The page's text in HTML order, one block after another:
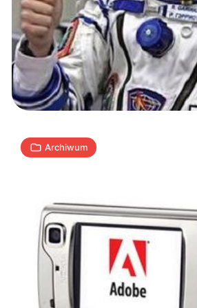
Archiwum
otwarty
Steve’a
Jobsa
w
sprawie
A 29.04.2010 |
2
min
Jobs